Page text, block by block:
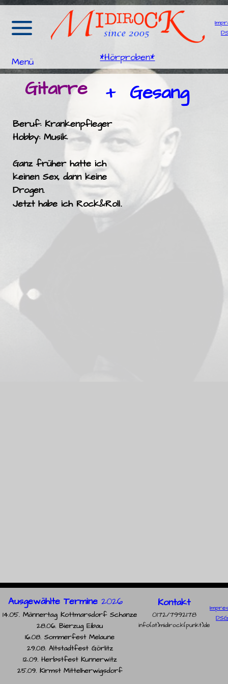
Menü *Hörproben*
Gitarre + Gesang
Beruf: Krankenpfleger
Hobby: Musik
Ganz früher hatte ich
keinen Sex, dann keine
Drogen.
Jetzt habe ich Rock&Roll.
Ausgewählte Termine 2026 Kontakt
0172/7992178
info(at)midirock(punkt)de